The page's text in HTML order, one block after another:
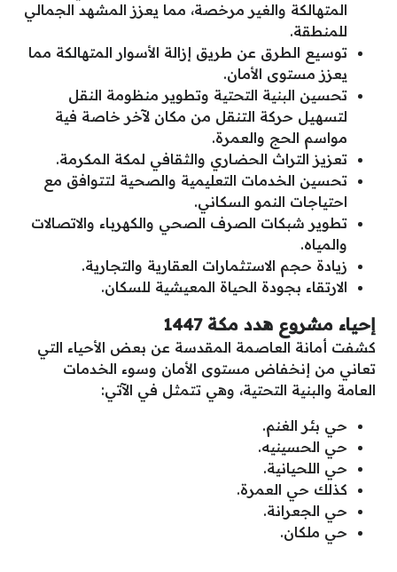
المتهالكة والغير مرخصة، مما يعزز المشهد الجمالي
للمنطقة.
توسيع الطرق عن طريق إزالة الأسوار المتهالكة مما
يعزز مستوى الأمان.
تحسين البنية التحتية وتطوير منظومة النقل
لتسهيل حركة التنقل من مكان لآخر خاصة فية
مواسم الحج والعمرة.
تعزيز التراث الحضاري والثقافي لمكة المكرمة.
تحسين الخدمات التعليمية والصحية لتتوافق مع
احتياجات النمو السكاني.
تطوير شبكات الصرف الصحي والكهرباء والاتصالات
والمياه.
زيادة حجم الاستثمارات العقارية والتجارية.
الارتقاء بجودة الحياة المعيشية للسكان.
إحياء مشروع هدد مكة 1447
كشفت أمانة العاصمة المقدسة عن بعض الأحياء التي
تعاني من إنخفاض مستوى الأمان وسوء الخدمات
العامة والبنية التحتية، وهي تتمثل في الآتي:
حي بئر الغنم.
حي الحسينيه.
حي اللحيانية.
كذلك حي العمرة.
حي الجعرانة.
حي ملكان.